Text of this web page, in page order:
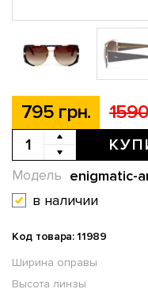
795 грн.
enigmatic-
Модель
в наличии
Код товара: 11989
Ширина оправы
Высота линзы